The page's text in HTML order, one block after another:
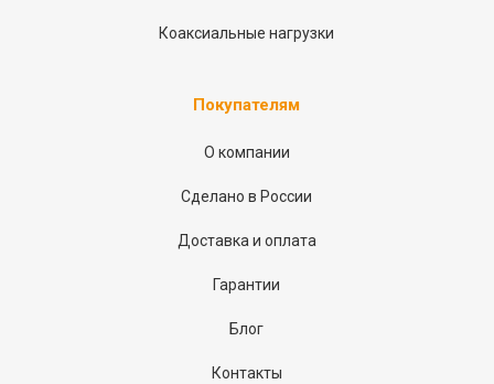
Коаксиальные нагрузки
Покупателям
О компании
Сделано в России
Доставка и оплата
Гарантии
Блог
Контакты